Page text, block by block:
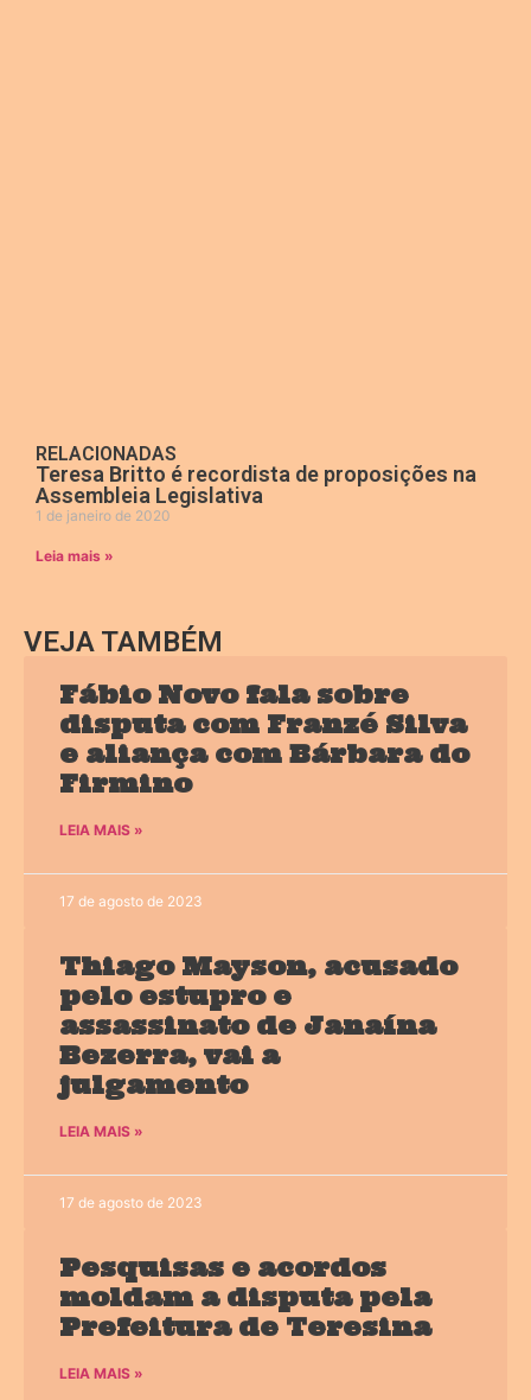
RELACIONADAS
Teresa Britto é recordista de proposições na
Assembleia Legislativa
1 de janeiro de 2020
Leia mais »
VEJA TAMBÉM
Fábio Novo fala sobre
disputa com Franzé Silva
e aliança com Bárbara do
Firmino
LEIA MAIS »
17 de agosto de 2023
Thiago Mayson, acusado
pelo estupro e
assassinato de Janaína
Bezerra, vai a
julgamento
LEIA MAIS »
17 de agosto de 2023
Pesquisas e acordos
moldam a disputa pela
Prefeitura de Teresina
LEIA MAIS »